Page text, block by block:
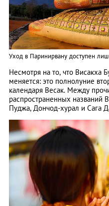
Уход в Паринирвану доступен
Несмотря на то, что Висакха
меняется: это полнолуние
календаря Весак. Между
распространенных названий
Пуджа, Дончод-хурал и Сага